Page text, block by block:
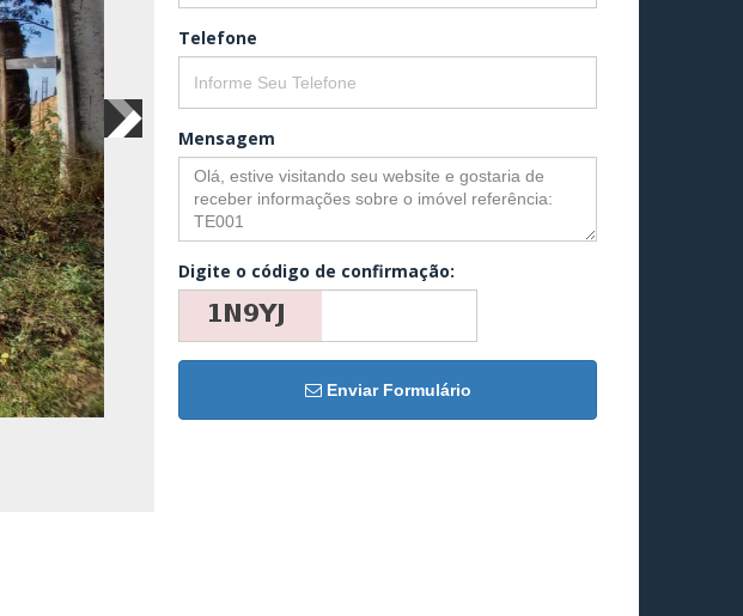
Telefone
Mensagem
Digite o código de confirmação:
Enviar Formulário